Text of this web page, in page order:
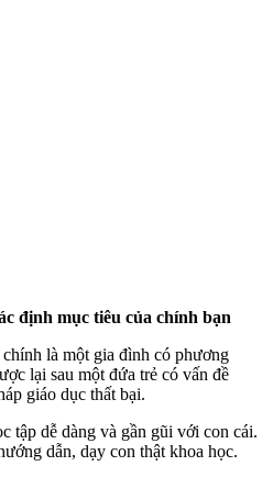
định mục tiêu của chính bạn
là một gia đình có phương
lại sau một đứa trẻ có vấn đề
giáo dục thất bại.
tập dễ dàng và gần gũi với con cái.
dẫn, dạy con thật khoa học.